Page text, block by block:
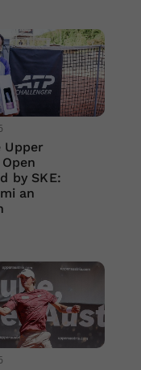
Upper
by SKE:
an